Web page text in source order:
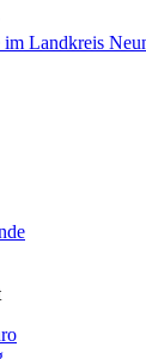
Landkreis